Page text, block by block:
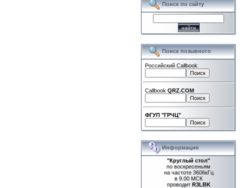
Поиск по сайту
Поиск позывного
Российский Callbook
Callbook QRZ.COM
ФГУП "ГРЧЦ"
Информация
"Круглый стол"
по воскресеньям
на частоте 3606кГц
в 9.00 МСК
проводит R3LBK